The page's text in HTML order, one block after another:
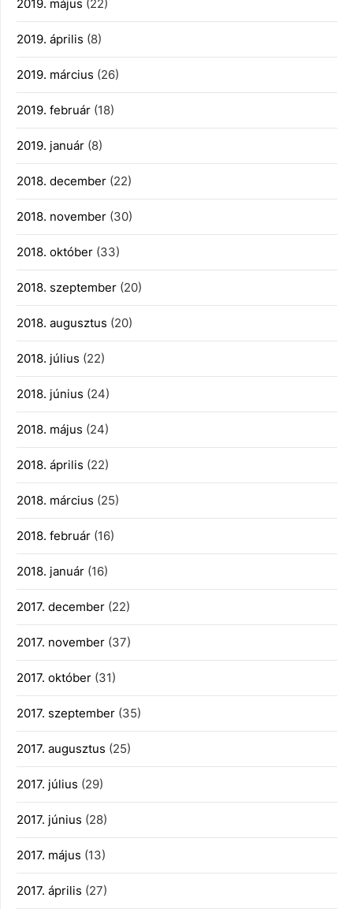
2019. május (22)
2019. április (8)
2019. március (26)
2019. február (18)
2019. január (8)
2018. december (22)
2018. november (30)
2018. október (33)
2018. szeptember (20)
2018. augusztus (20)
2018. július (22)
2018. június (24)
2018. május (24)
2018. április (22)
2018. március (25)
2018. február (16)
2018. január (16)
2017. december (22)
2017. november (37)
2017. október (31)
2017. szeptember (35)
2017. augusztus (25)
2017. július (29)
2017. június (28)
2017. május (13)
2017. április (27)